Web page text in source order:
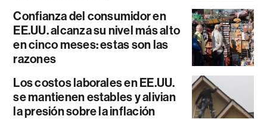
Confianza del consumidor en
EE.UU. alcanza su nivel más alto
en cinco meses: estas son las
razones
Los costos laborales en EE.UU.
se mantienen estables y alivian
la presión sobre la inflación